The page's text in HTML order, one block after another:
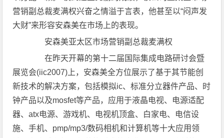
营销副总裁麦满权兴奋之情溢于言表，他甚至以“闷声发
大财”来形容安森美在市场上的表现。
安森美亚太区市场营销副总裁麦满权
在昨天开幕的第十二届国际集成电路研讨会暨
展览会(iic2007)上，安森美全方位展示了基于其节能创
新技术的解决方案，包括模拟ic、标准分立器件产品、时
钟产品以及mosfet等产品，应用于液晶电视、电源适配
器、atx电源、游戏机、电视机顶盒、白家电、电信设
施、手机、pmp/mp3/数码相机和计算机等十大应用领